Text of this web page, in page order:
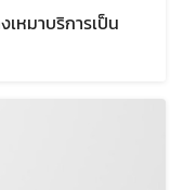
หมาบริการเป็น